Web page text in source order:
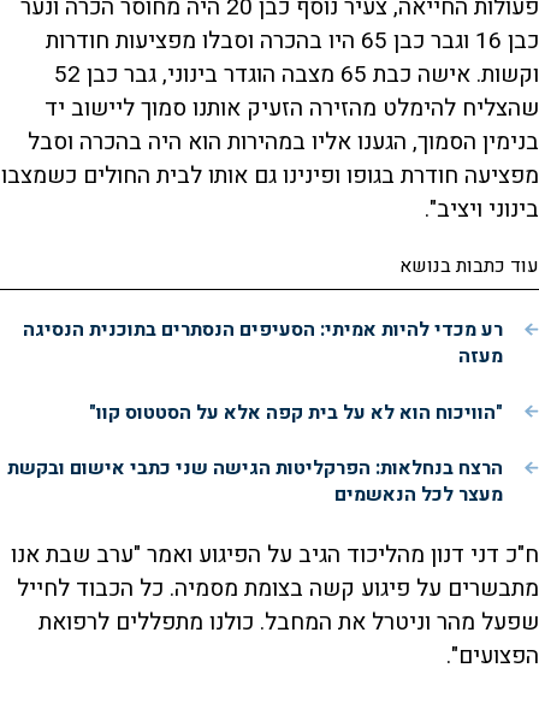
פעולות החייאה, צעיר נוסף כבן 20 היה מחוסר הכרה ונער
כבן 16 וגבר כבן 65 היו בהכרה וסבלו מפציעות חודרות
וקשות. אישה כבת 65 מצבה הוגדר בינוני, גבר כבן 52
שהצליח להימלט מהזירה הזעיק אותנו סמוך ליישוב יד
בנימין הסמוך, הגענו אליו במהירות הוא היה בהכרה וסבל
מפציעה חודרת בגופו ופינינו גם אותו לבית החולים כשמצבו
בינוני ויציב".
עוד כתבות בנושא
רע מכדי להיות אמיתי: הסעיפים הנסתרים בתוכנית הנסיגה
מעזה
"הוויכוח הוא לא על בית קפה אלא על הסטטוס קוו"
הרצח בנחלאות: הפרקליטות הגישה שני כתבי אישום ובקשת
מעצר לכל הנאשמים
ח"כ דני דנון מהליכוד הגיב על הפיגוע ואמר "ערב שבת אנו
מתבשרים על פיגוע קשה בצומת מסמיה. כל הכבוד לחייל
שפעל מהר וניטרל את המחבל. כולנו מתפללים לרפואת
הפצועים".